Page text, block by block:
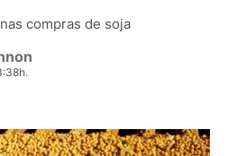
compras de soja